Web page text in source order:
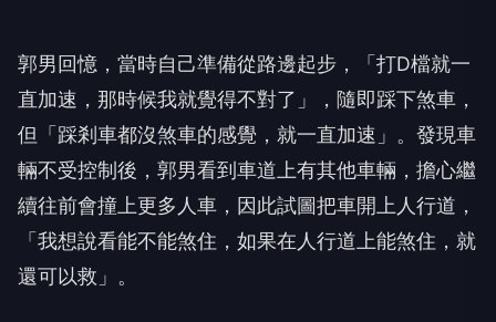
郭男回憶，當時自己準備從路邊起步，「打D檔就一
直加速，那時候我就覺得不對了」，隨即踩下煞車，
但「踩剎車都沒煞車的感覺，就一直加速」。發現車
輛不受控制後，郭男看到車道上有其他車輛，擔心繼
續往前會撞上更多人車，因此試圖把車開上人行道，
「我想說看能不能煞住，如果在人行道上能煞住，就
還可以救」。